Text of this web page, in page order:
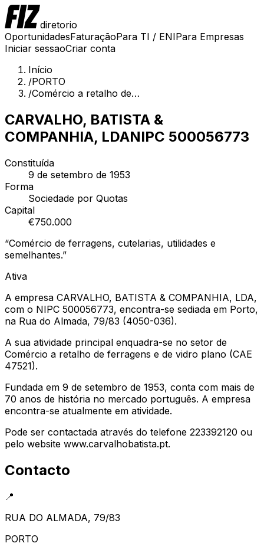
diretorio
OportunidadesFaturaçãoPara TI / ENIPara Empresas
Iniciar sessaoCriar conta
Início
/PORTO
/Comércio a retalho de…
CARVALHO, BATISTA &
COMPANHIA, LDANIPC 500056773
Constituída
9 de setembro de 1953
Forma
Sociedade por Quotas
Capital
€750.000
“Comércio de ferragens, cutelarias, utilidades e
semelhantes.”
Ativa
A empresa CARVALHO, BATISTA & COMPANHIA, LDA,
com o NIPC 500056773, encontra-se sediada em Porto,
na Rua do Almada, 79/83 (4050-036).
A sua atividade principal enquadra-se no setor de
Comércio a retalho de ferragens e de vidro plano (CAE
47521).
Fundada em 9 de setembro de 1953, conta com mais de
70 anos de história no mercado português. A empresa
encontra-se atualmente em atividade.
Pode ser contactada através do telefone 223392120 ou
pelo website www.carvalhobatista.pt.
Contacto
📍
RUA DO ALMADA, 79/83
PORTO